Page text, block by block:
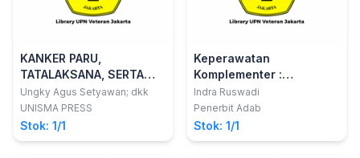
KANKER PARU,
TATALAKSANA, SERTA
EVALUASI RESPON TERAPI
DENGAN RECIST 1.1 &
iRECIST
Ungky Agus Setyawan; dkk
UNISMA PRESS
Stok: 1/1
Keperawatan
Komplementer :
Pendekatan Holistik
Untuk Perawat Dan
Mahasiswa Keperawatan
Indra Ruswadi
Penerbit Adab
Stok: 1/1